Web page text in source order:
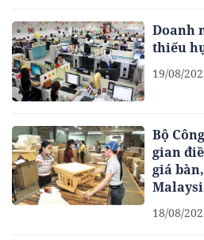
Doanh
thiếu
19/08/
Bộ
gian
giá
18/08/